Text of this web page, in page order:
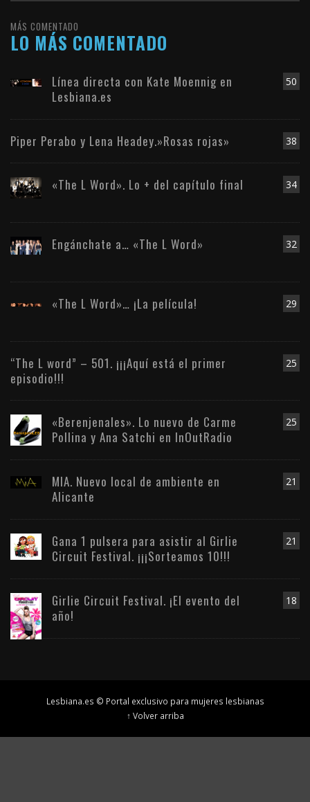
MÁS COMENTADO
LO MÁS COMENTADO
50
Línea directa con Kate Moennig en
Lesbiana.es
38
Piper Perabo y Lena Headey.»Rosas rojas»
34
«The L Word». Lo + del capítulo final
32
Engánchate a… «The L Word»
29
«The L Word»… ¡La película!
25
“The L word” – 501. ¡¡¡Aquí está el primer
episodio!!!
25
«Berenjenales». Lo nuevo de Carme
Pollina y Ana Satchi en InOutRadio
21
MIA. Nuevo local de ambiente en
Alicante
21
Gana 1 pulsera para asistir al Girlie
Circuit Festival. ¡¡¡Sorteamos 10!!!
18
Girlie Circuit Festival. ¡El evento del
año!
Lesbiana.es © Portal exclusivo para mujeres lesbianas
↑ Volver arriba